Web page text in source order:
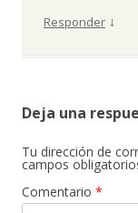
Responder ↓
Deja una
Tu dirección de
campos
Comentario *